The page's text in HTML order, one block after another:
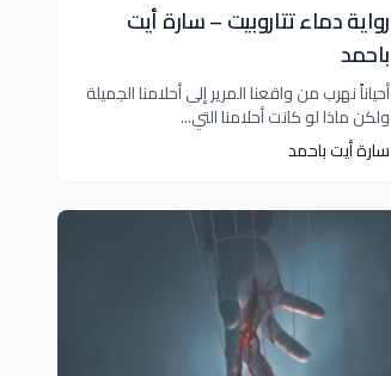
رواية دماء تتاروبيت – سارة أيت
باحمد
أحياناً نهرب من واقعنا المرير إلى أحلامنا الجميلة
ولكن ماذا لو كانت أحلامنا التي...
سارة أيت باحمد